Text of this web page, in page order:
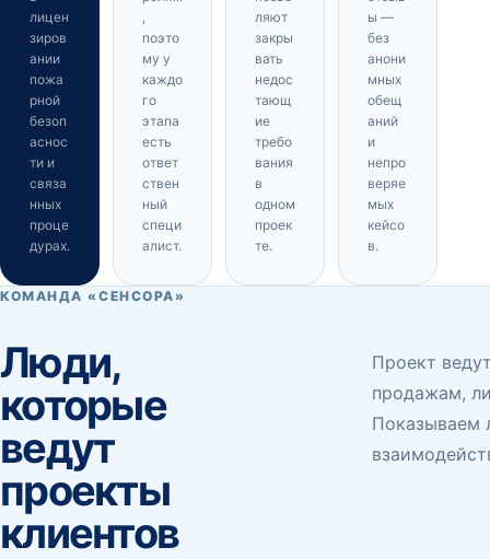
лицен
зиров
ании
пожа
рной
безоп
аснос
ти и
связа
нных
проце
дурах.
,
поэто
му у
каждо
го
этапа
есть
ответ
ствен
ный
специ
алист.
ляют
закры
вать
недос
тающ
ие
требо
вания
в
одном
проек
те.
ы —
без
анони
мных
обещ
аний
и
непро
веряе
мых
кейсо
в.
КОМАНДА «СЕНСОРА»
Люди,
которые
ведут
проекты
клиентов
Проект
продажам,
Показываем